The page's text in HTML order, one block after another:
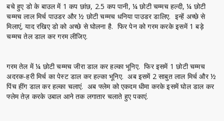
बचे हुए डो के बाउल में 1 कप छांछ, 2.5 कप पानी, ¼ छोटी चम्मच हल्दी, ¼ छोटी
चम्मच लाल मिर्च पाउडर और ½ छोटी चम्मच धनिया पाउडर डालिए. इन्हें अच्छे से
मिलाएं, याद रखिए डो को अच्छे से घोलना है. फिर पेन को गरम करके इसमें 1 बड़े
चम्मच तेल डाल कर गरम लीजिए.
गरम तेल में ¼ छोटी चम्मच जीरा डाल कर हल्का भूनिए. फिर इसमें 1 छोटी चम्मच
अदरक-हरी मिर्च का पेस्ट डाल कर हल्का भूनिए. अब इसमें 2 साबुत लाल मिर्च और ½
पिंच हींग डाल कर हल्का चलाएं. अब फ्लेम को एकदम धीमा करके इसमें घोल डाल कर
फ्लेम तेज़ करके उबाल आने तक लगातार चलाते हुए पकाएं.